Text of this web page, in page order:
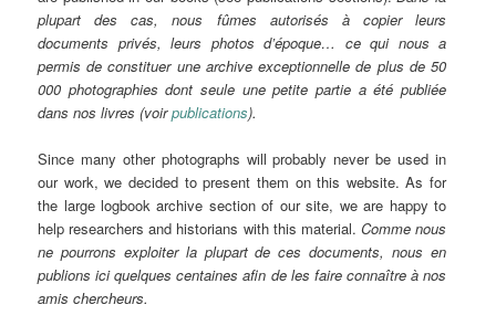
plupart des cas, nous fûmes autorisés à copier leurs
documents privés, leurs photos d’époque… ce qui nous a
permis de constituer une archive exceptionnelle de plus de 50
000 photographies dont seule une petite partie a été publiée
dans nos livres (voirpublications).
Since many other photographs will probably never be used in
our work, we decided to present them on this website. As for
the large logbook archive section of our site, we are happy to
help researchers and historians with this material. Comme nous
ne pourrons exploiter la plupart de ces documents, nous en
publions ici quelques centaines afin de les faire connaître à nos
amis chercheurs.